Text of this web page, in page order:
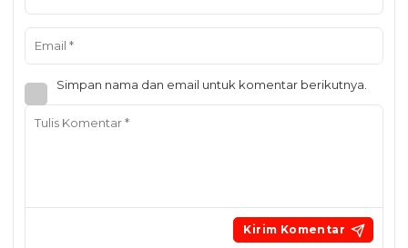
Simpan nama dan email untuk komentar berikutnya.